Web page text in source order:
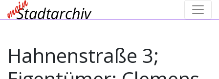
Hahnenstraße 3;